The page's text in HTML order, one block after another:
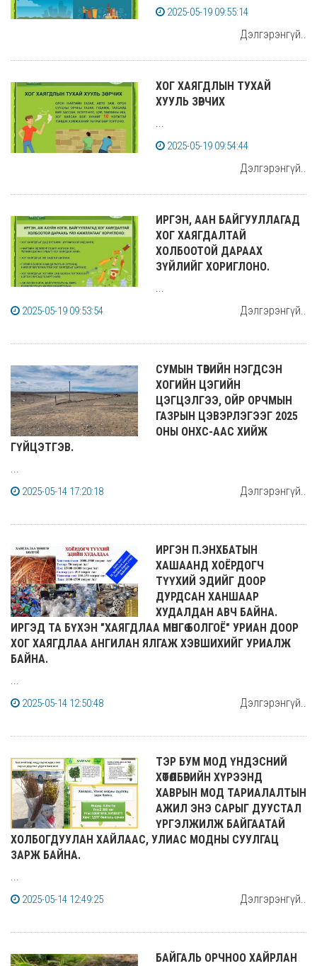
2025-05-19 09:55:14
Дэлгэрэнгүй..
ХОГ ХАЯГДЛЫН ТУХАЙ
ХУУЛЬ ЗӨРЧИХ
...
2025-05-19 09:54:44
Дэлгэрэнгүй..
ИРГЭН, ААН БАЙГУУЛЛАГАД
ХОГ ХАЯГДАЛТАЙ
ХОЛБООТОЙ ДАРААХ
ЗҮЙЛИЙГ ХОРИГЛОНО.
...
2025-05-19 09:53:54
Дэлгэрэнгүй..
СУМЫН ТӨВИЙН НЭГДСЭН
ХОГИЙН ЦЭГИЙН
ЦЭГЦЭЛГЭЭ, ОЙР ОРЧМЫН
ГАЗРЫН ЦЭВЭРЛЭГЭЭГ 2025
ОНЫ ОНХС-ААС ХИЙЖ
ГҮЙЦЭТГЭВ.
...
2025-05-14 17:20:18
Дэлгэрэнгүй..
ИРГЭН П.ЭНХБАТЫН
ХАШААНД ХОЁРДОГЧ
ТҮҮХИЙ ЭДИЙГ ДООР
ДУРДСАН ХАНШААР
ХУДАЛДАН АВЧ БАЙНА.
ИРГЭД ТА БҮХЭН "ХАЯГДЛАА МӨНГӨ БОЛГОЁ" УРИАН ДООР
ХОГ ХАЯГДЛАА АНГИЛАН ЯЛГАЖ ХЭВШИХИЙГ УРИАЛЖ
БАЙНА.
...
2025-05-14 12:50:48
Дэлгэрэнгүй..
ТЭР БУМ МОД ҮНДЭСНИЙ
ХӨТӨЛБӨРИЙН ХҮРЭЭНД
ХАВРЫН МОД ТАРИАЛАЛТЫН
АЖИЛ ЭНЭ САРЫГ ДУУСТАЛ
ҮРГЭЛЖИЛЖ БАЙГААТАЙ
ХОЛБОГДУУЛАН ХАЙЛААС, УЛИАС МОДНЫ СУУЛГАЦ
ЗАРЖ БАЙНА.
...
2025-05-14 12:49:25
Дэлгэрэнгүй..
БАЙГАЛЬ ОРЧНОО ХАЙРЛАН